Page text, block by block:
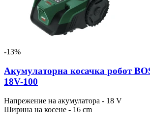
-13%
Акумулаторна косачка робот
18V-100
Напрежение на акумулатора - 18 V
Ширина на косене - 16 cm